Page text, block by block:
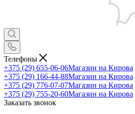
Телефоны
+375 (29) 655-06-06Магазин на Кирова
+375 (29) 166-44-88Магазин на Кирова
+375 (29) 776-07-07Магазин на Кирова
+375 (29) 755-20-60Магазин на Кирова
Заказать звонок